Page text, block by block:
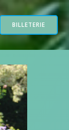
BILLETERIE